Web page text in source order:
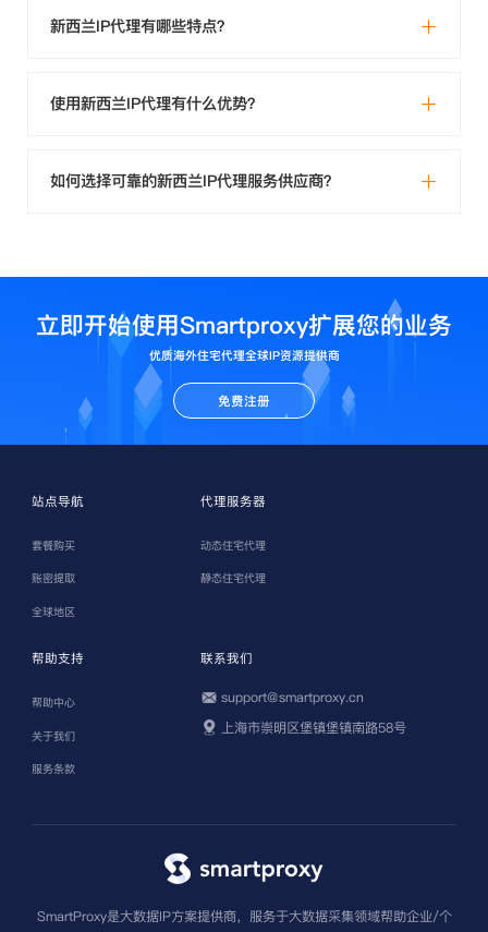
新西兰IP代理有哪些特点？
使用新西兰IP代理有什么优势？
如何选择可靠的新西兰IP代理服务供应商？
立即开始使用Smartproxy扩展您的业务
优质海外住宅代理全球IP资源提供商
免费注册
站点导航
套餐购买
账密提取
全球地区
代理服务器
动态住宅代理
静态住宅代理
帮助支持
帮助中心
关于我们
服务条款
联系我们
support@smartproxy.cn
上海市崇明区堡镇堡镇南路58号
SmartProxy是大数据IP方案提供商，服务于大数据采集领域帮助企业/个